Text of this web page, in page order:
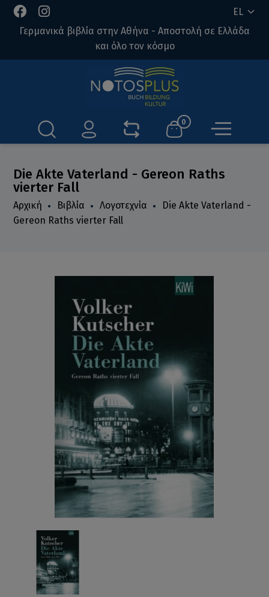
EL
Γερμανικά βιβλία στην Αθήνα - Αποστολή σε Ελλάδα
και όλο τον κόσμο
0
Die Akte Vaterland - Gereon Raths
vierter Fall
Αρχική Βιβλία Λογοτεχνία
Die Akte Vaterland -
Gereon Raths vierter Fall